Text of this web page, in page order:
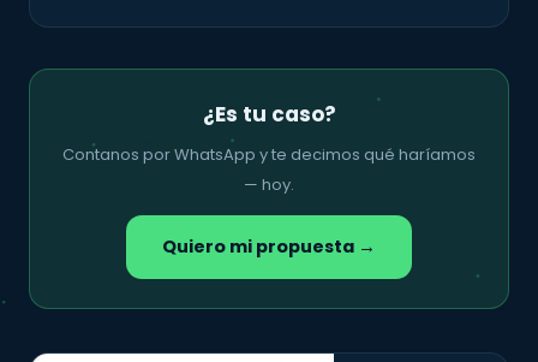
¿Es tu caso?
Contanos por WhatsApp y te decimos qué haríamos
— hoy.
Quiero mi propuesta →